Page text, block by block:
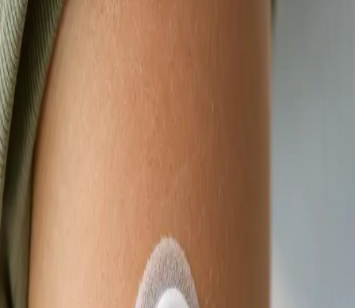
Od
Kč900
Délka
15 min
Zjistit více
Rezervovat konzultaci
Praktické
eNeschopenka online
Lékař registrovaný v ČLK posoudí vaše příznaky na videu a
vystaví eNeschopenku elektronicky, je-li to klinicky
odůvodněno. Termín ještě dnes.